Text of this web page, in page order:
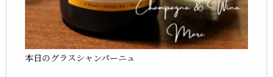
本日のグラスシャンパーニュ